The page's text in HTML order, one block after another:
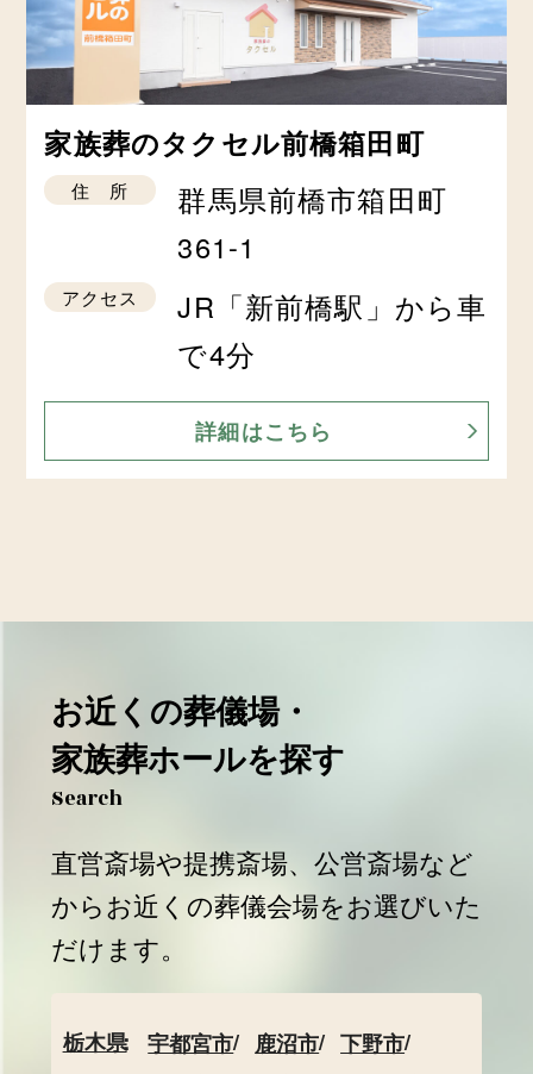
家族葬のタクセル前橋箱田町
住 所
群馬県前橋市箱田町
361-1
アクセス
JR「新前橋駅」から車
で4分
詳細はこちら
お近くの葬儀場・
家族葬ホールを探す
Search
直営斎場や提携斎場、公営斎場など
からお近くの葬儀会場をお選びいた
だけます。
栃木県 宇都宮市 鹿沼市
下野市